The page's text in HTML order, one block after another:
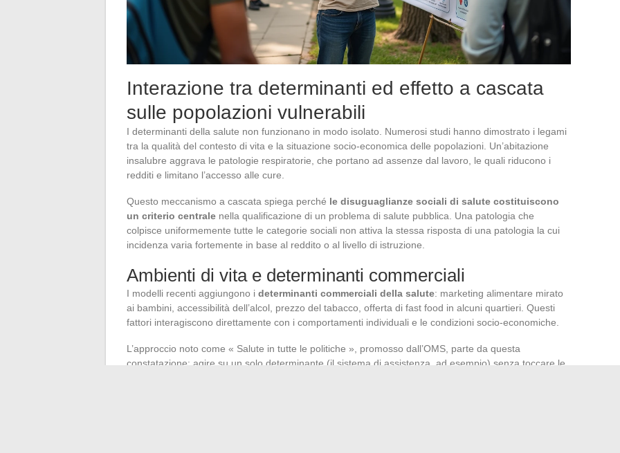
Interazione tra determinanti ed effetto a cascata
sulle popolazioni vulnerabili
I determinanti della salute non funzionano in modo isolato. Numerosi studi hanno dimostrato i legami
tra la qualità del contesto di vita e la situazione socio-economica delle popolazioni. Un’abitazione
insalubre aggrava le patologie respiratorie, che portano ad assenze dal lavoro, le quali riducono i
redditi e limitano l’accesso alle cure.
Questo meccanismo a cascata spiega perché le disuguaglianze sociali di salute costituiscono
un criterio centrale nella qualificazione di un problema di salute pubblica. Una patologia che
colpisce uniformemente tutte le categorie sociali non attiva la stessa risposta di una patologia la cui
incidenza varia fortemente in base al reddito o al livello di istruzione.
Ambienti di vita e determinanti commerciali
I modelli recenti aggiungono i determinanti commerciali della salute: marketing alimentare mirato
ai bambini, accessibilità dell’alcol, prezzo del tabacco, offerta di fast food in alcuni quartieri. Questi
fattori interagiscono direttamente con i comportamenti individuali e le condizioni socio-economiche.
L’approccio noto come « Salute in tutte le politiche », promosso dall’OMS, parte da questa
constatazione: agire su un solo determinante (il sistema di assistenza, ad esempio) senza toccare le